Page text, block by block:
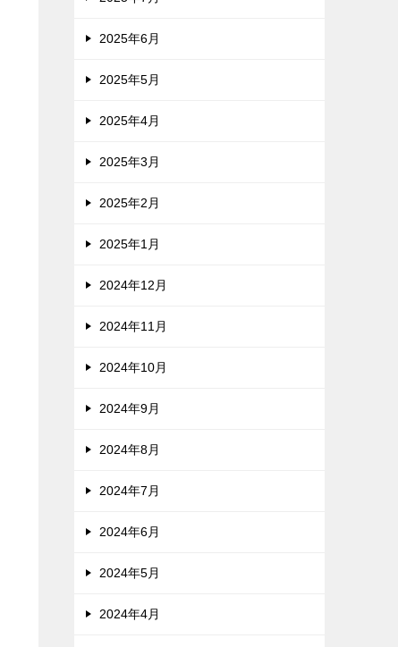
2025年6月
2025年5月
2025年4月
2025年3月
2025年2月
2025年1月
2024年12月
2024年11月
2024年10月
2024年9月
2024年8月
2024年7月
2024年6月
2024年5月
2024年4月